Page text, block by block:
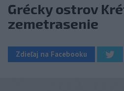
Grécky ostrov
zemetrasenie
Zdieľaj na Facebooku